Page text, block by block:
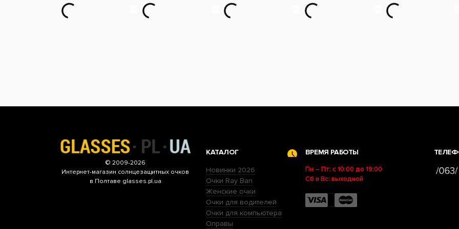
© 2009-2026
Интернет-магазин солнцезащитных очков
в Полтаве glasses.pl.ua
КАТАЛОГ
Новинки 2026
Очки Ray Ban
Женские очки
Очки для водителей
Очки для компьютера
Оправы
ВРЕМЯ РАБОТЫ
Пн – Пт: с 10:00 до 19:00
Сб и Вс: выходной